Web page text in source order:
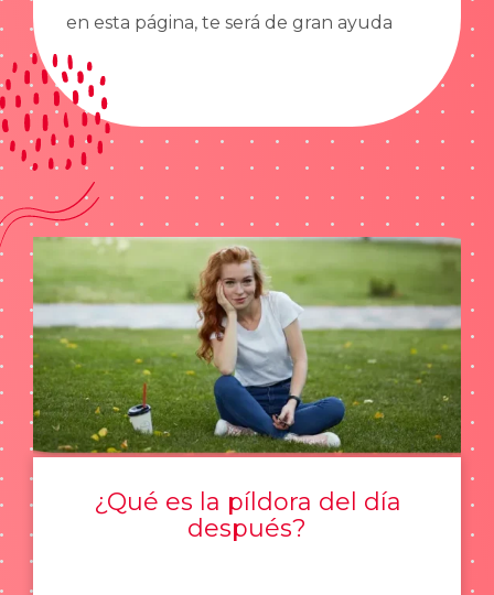
en esta página, te será de gran ayuda
¿Qué es la píldora del día
después?